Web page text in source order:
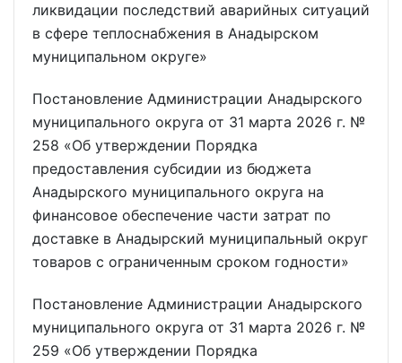
ликвидации последствий аварийных ситуаций
в сфере теплоснабжения в Анадырском
муниципальном округе»
Постановление Администрации Анадырского
муниципального округа от 31 марта 2026 г. №
258 «Об утверждении Порядка
предоставления субсидии из бюджета
Анадырского муниципального округа на
финансовое обеспечение части затрат по
доставке в Анадырский муниципальный округ
товаров с ограниченным сроком годности»
Постановление Администрации Анадырского
муниципального округа от 31 марта 2026 г. №
259 «Об утверждении Порядка